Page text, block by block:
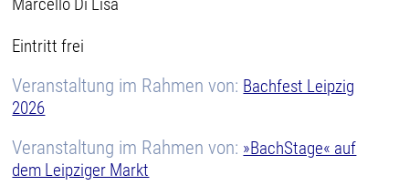
Eintritt frei
Veranstaltung im Rahmen von: Bachfest Leipzig
2026
Veranstaltung im Rahmen von: »BachStage« auf
dem Leipziger Markt